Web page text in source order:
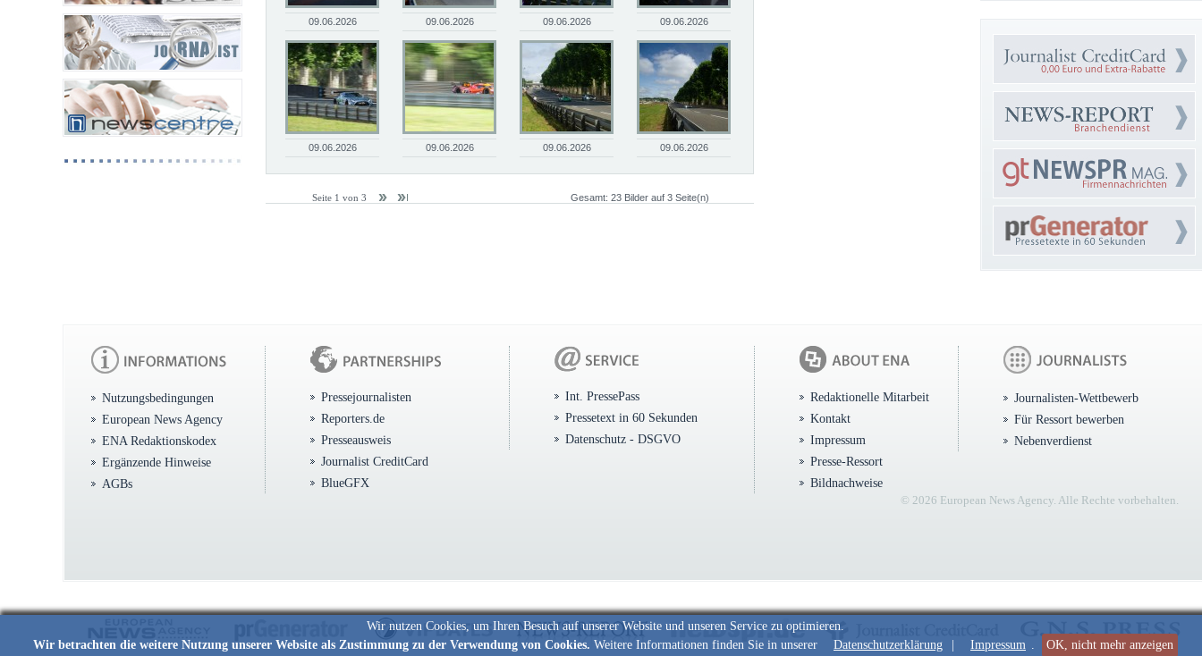
Wir nutzen Cookies, um Ihren Besuch auf unserer Website und unseren Service zu optimieren.
Wir betrachten die weitere Nutzung unserer Website als Zustimmung zu der Verwendung von Cookies. Weitere Informationen finden Sie in unserer Datenschutzerklärung Impressum . OK, nicht mehr anzeigen
09.06.2026 09.06.2026 09.06.2026 09.06.2026
09.06.2026 09.06.2026 09.06.2026 09.06.2026
Seite 1 von 3 Gesamt: 23 Bilder auf 3 Seite(n)
Nutzungsbedingungen
European News Agency
ENA Redaktionskodex
Ergänzende Hinweise
AGBs
Pressejournalisten
Reporters.de
Presseausweis
Journalist CreditCard
BlueGFX
Int. PressePass
Pressetext in 60 Sekunden
Datenschutz - DSGVO
Redaktionelle Mitarbeit
Kontakt
Impressum
Presse-Ressort
Bildnachweise
Journalisten-Wettbewerb
Für Ressort bewerben
Nebenverdienst
© 2026 European News Agency. Alle Rechte vorbehalten.